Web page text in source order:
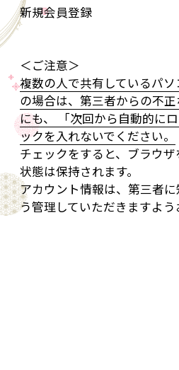
新規会員登録
＜ご注意＞
複数の人で共有しているパ
の場合は、第三者からの不
にも、 「次回から自動的に
ックを入れないでください。
チェックをすると、ブラウ
状態は保持されます。
アカウント情報は、第三者
う管理していただきますよう